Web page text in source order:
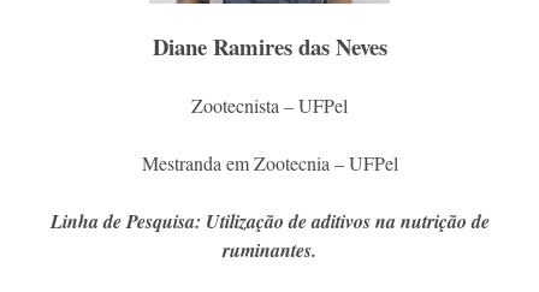
Diane Ramires das Neves
Zootecnista – UFPel
Mestranda em Zootecnia – UFPel
Linha de Pesquisa: Utilização de aditivos na nutrição de
ruminantes.